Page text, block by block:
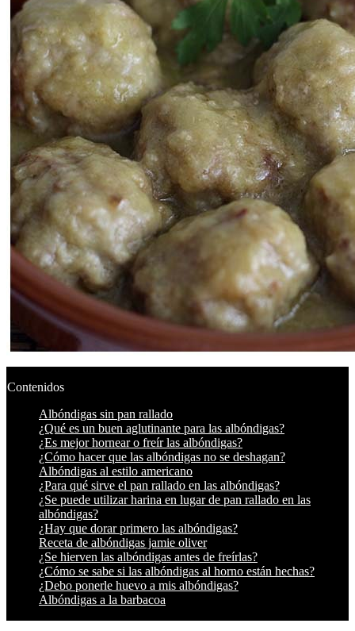
Contenidos
Albóndigas sin pan rallado
¿Qué es un buen aglutinante para las albóndigas?
¿Es mejor hornear o freír las albóndigas?
¿Cómo hacer que las albóndigas no se deshagan?
Albóndigas al estilo americano
¿Para qué sirve el pan rallado en las albóndigas?
¿Se puede utilizar harina en lugar de pan rallado en las
albóndigas?
¿Hay que dorar primero las albóndigas?
Receta de albóndigas jamie oliver
¿Se hierven las albóndigas antes de freírlas?
¿Cómo se sabe si las albóndigas al horno están hechas?
¿Debo ponerle huevo a mis albóndigas?
Albóndigas a la barbacoa